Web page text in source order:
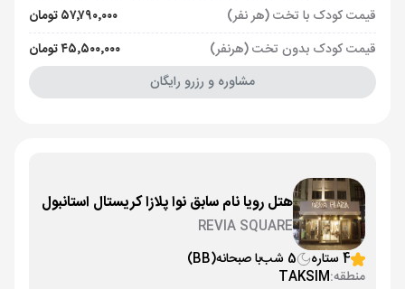
قیمت کودک با تخت (هر نفر)
۵۷٬۷۹۰٬۰۰۰ تومان
قیمت کودک بدون تخت (هرنفر)
۴۵٬۵۰۰٬۰۰۰ تومان
مشاوره و رزرو رایگان
هتل رویا نام سابق نوا پلازا کریستال استانبول
REVIA SQUARE
4 ستاره
5 شب با صبحانه(BB)
منطقه:TAKSIM